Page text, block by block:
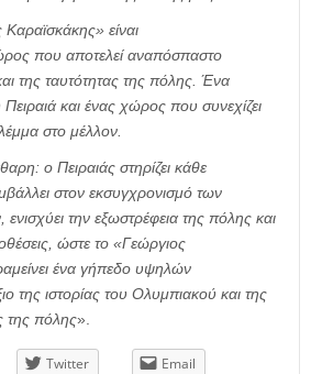
είναι
που αποτελεί αναπόσπαστο
της ταυτότητας της πόλης. Ένα
και ένας χώρος που συνεχίζει
στο μέλλον.
ο Πειραιάς στηρίζει κάθε
στον εκσυγχρονισμό των
την εξωστρέφεια της πόλης και
ώστε το «Γεώργιος
ένα γήπεδο υψηλών
της ιστορίας του Ολυμπιακού και της
της πόλης».
Twitter Email